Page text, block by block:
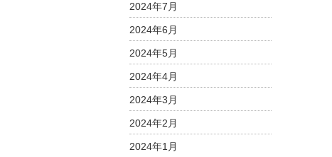
2024年7月
2024年6月
2024年5月
2024年4月
2024年3月
2024年2月
2024年1月